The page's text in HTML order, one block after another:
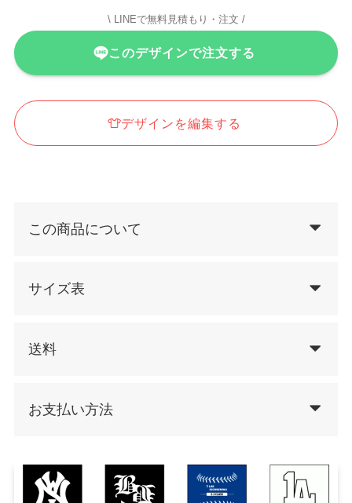
\ LINEで無料見積もり・注文 /
このデザインで注文する
デザインを編集する
この商品について
サイズ表
送料
お支払い方法